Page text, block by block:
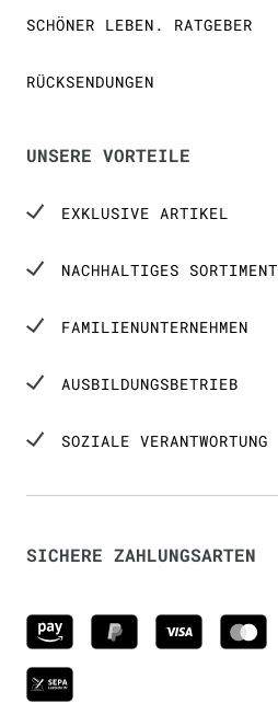
SCHÖNER LEBEN. RATGEBER
RÜCKSENDUNGEN
UNSERE VORTEILE
EXKLUSIVE ARTIKEL
NACHHALTIGES SORTIMENT
FAMILIENUNTERNEHMEN
AUSBILDUNGSBETRIEB
SOZIALE VERANTWORTUNG
SICHERE ZAHLUNGSARTEN